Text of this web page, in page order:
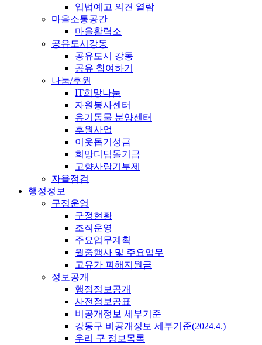
입법예고 의견 열람
마을소통공간
마을활력소
공유도시강동
공유도시 강동
공유 참여하기
나눔/후원
IT희망나눔
자원봉사센터
유기동물 분양센터
후원사업
이웃돕기성금
희망디딤돌기금
고향사랑기부제
자율점검
행정정보
구정운영
구정현황
조직운영
주요업무계획
월중행사 및 주요업무
고유가 피해지원금
정보공개
행정정보공개
사전정보공표
비공개정보 세부기준
강동구 비공개정보 세부기준(2024.4.)
우리 구 정보목록